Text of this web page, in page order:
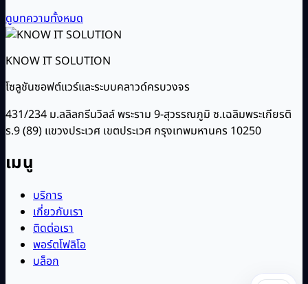
ดูบทความทั้งหมด
KNOW IT SOLUTION
โซลูชันซอฟต์แวร์และระบบคลาวด์ครบวงจร
431/234 ม.ลลิลกรีนวิลล์ พระราม 9-สุวรรณภูมิ ซ.เฉลิมพระเกียรติ
ร.9 (89) แขวงประเวศ เขตประเวศ กรุงเทพมหานคร 10250
เมนู
บริการ
เกี่ยวกับเรา
ติดต่อเรา
พอร์ตโฟลิโอ
บล็อก